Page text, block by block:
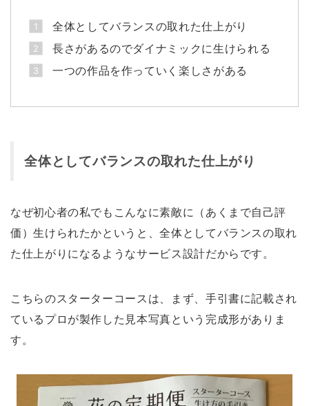
全体としてバランスの取れた仕上がり
長さがあるのでダイナミックに生けられる
一つの作品を作っていく楽しさがある
全体としてバランスの取れた仕上がり
なぜ初心者の私でもこんなに素敵に（あくまで自己評
価）生けられたかというと、全体としてバランスの取れ
た仕上がりになるようなサービス設計だからです。
こちらのスターターコースは、まず、手引書に記載され
ているプロが製作した見本写真という完成形がありま
す。